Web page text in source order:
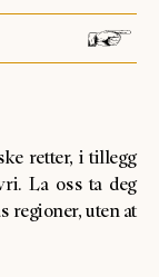
retter, i tillegg
La oss ta deg
regioner, uten at